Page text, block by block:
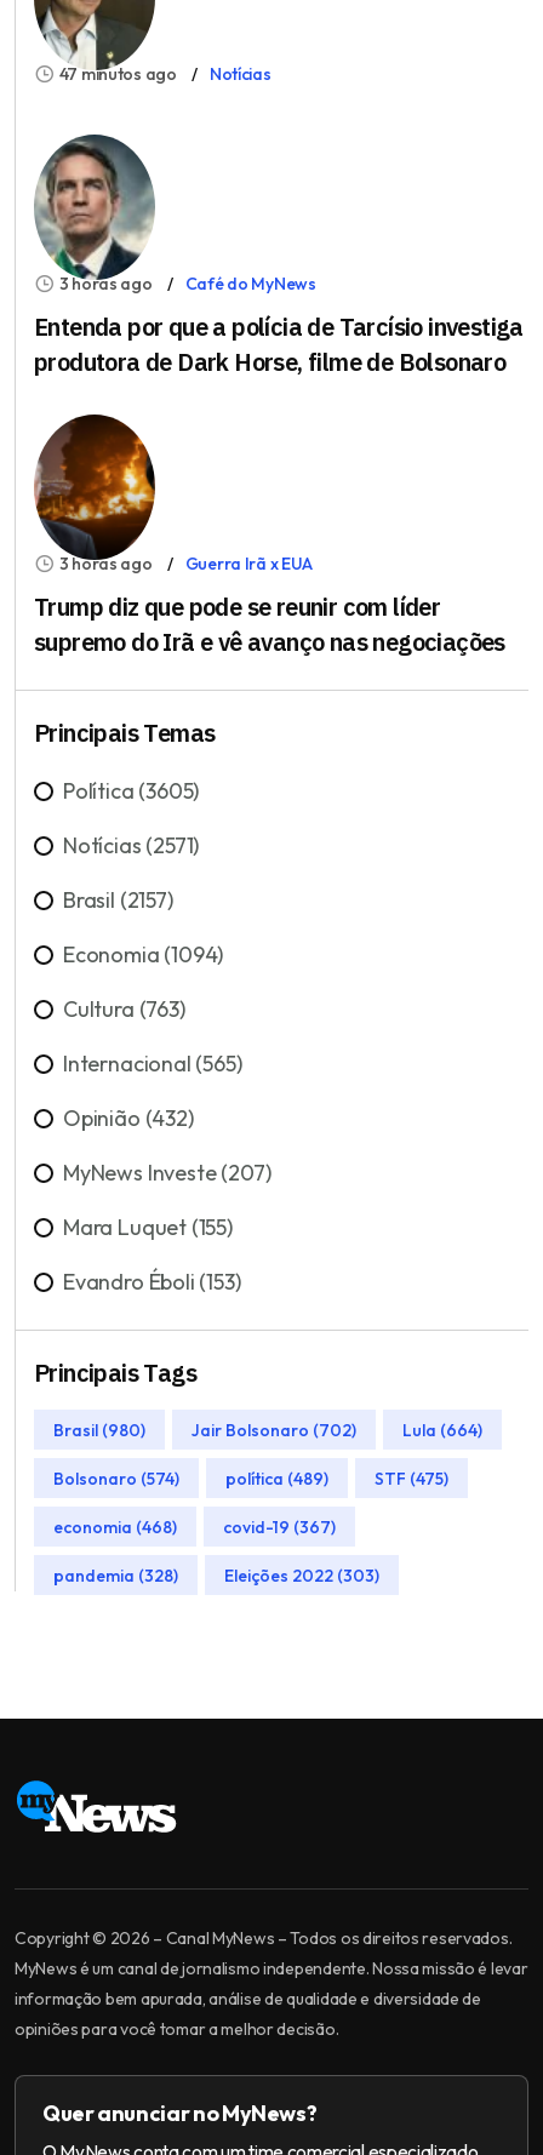
47 minutos ago Notícias
3 horas ago Café do MyNews
Entenda por que a polícia de Tarcísio investiga
produtora de Dark Horse, filme de Bolsonaro
3 horas ago Guerra Irã x EUA
Trump diz que pode se reunir com líder
supremo do Irã e vê avanço nas negociações
Principais Temas
Política (3605)
Notícias (2571)
Brasil (2157)
Economia (1094)
Cultura (763)
Internacional (565)
Opinião (432)
MyNews Investe (207)
Mara Luquet (155)
Evandro Éboli (153)
Principais Tags
Brasil (980) Jair Bolsonaro (702) Lula (664)
Bolsonaro (574) política (489) STF (475)
economia (468) covid-19 (367)
pandemia (328) Eleições 2022 (303)
Copyright © 2026 – Canal MyNews – Todos os direitos reservados.
MyNews é um canal de jornalismo independente. Nossa missão é levar
informação bem apurada, análise de qualidade e diversidade de
opiniões para você tomar a melhor decisão.
Quer anunciar no MyNews?